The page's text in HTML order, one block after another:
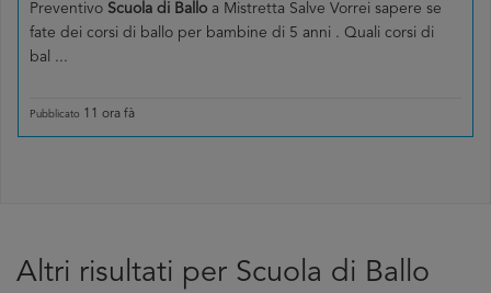
Preventivo Scuola di Ballo a Mistretta Salve Vorrei sapere se
fate dei corsi di ballo per bambine di 5 anni . Quali corsi di
bal ...
Pubblicato 11 ora fà
Altri risultati per Scuola di Ballo